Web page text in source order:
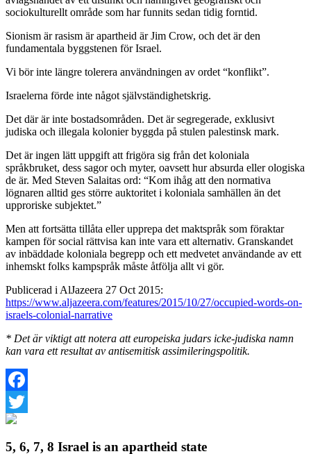
sociokulturellt område som har funnits sedan tidig forntid.
Sionism är rasism är apartheid är Jim Crow, och det är den
fundamentala byggstenen för Israel.
Vi bör inte längre tolerera användningen av ordet “konflikt”.
Israelerna förde inte något självständighetskrig.
Det där är inte bostadsområden. Det är segregerade, exklusivt
judiska och illegala kolonier byggda på stulen palestinsk mark.
Det är ingen lätt uppgift att frigöra sig från det koloniala
språkbruket, dess sagor och myter, oavsett hur absurda eller ologiska
de är. Med Steven Salaitas ord: “Kom ihåg att den normativa
lögnaren alltid ges större auktoritet i koloniala samhällen än det
upproriske subjektet.”
Men att fortsätta tillåta eller upprepa det maktspråk som föraktar
kampen för social rättvisa kan inte vara ett alternativ. Granskandet
av inbäddade koloniala begrepp och ett medvetet användande av ett
inhemskt folks kampspråk måste åtfölja allt vi gör.
Publicerad i AlJazeera 27 Oct 2015:
https://www.aljazeera.com/features/2015/10/27/occupied-words-on-
israels-colonial-narrative
* Det är viktigt att notera att europeiska judars icke-judiska namn
kan vara ett resultat av antisemitisk assimileringspolitik.
Facebook
Twitter
5, 6, 7, 8 Israel is an apartheid state